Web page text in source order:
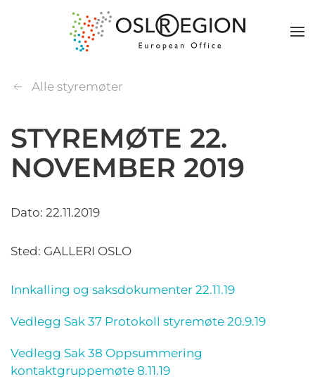
Alle styremøter
STYREMØTE 22.
NOVEMBER 2019
Dato: 22.11.2019
Sted: GALLERI OSLO
Innkalling og saksdokumenter 22.11.19
Vedlegg Sak 37 Protokoll styremøte 20.9.19
Vedlegg Sak 38 Oppsummering
kontaktgruppemøte 8.11.19